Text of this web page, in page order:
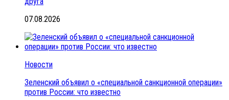
07.08.2026
Новости
Зеленский объявил о «специальной санкционной операции»
против России: что известно